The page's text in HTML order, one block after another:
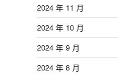
2024 年 11 月
2024 年 10 月
2024 年 9 月
2024 年 8 月